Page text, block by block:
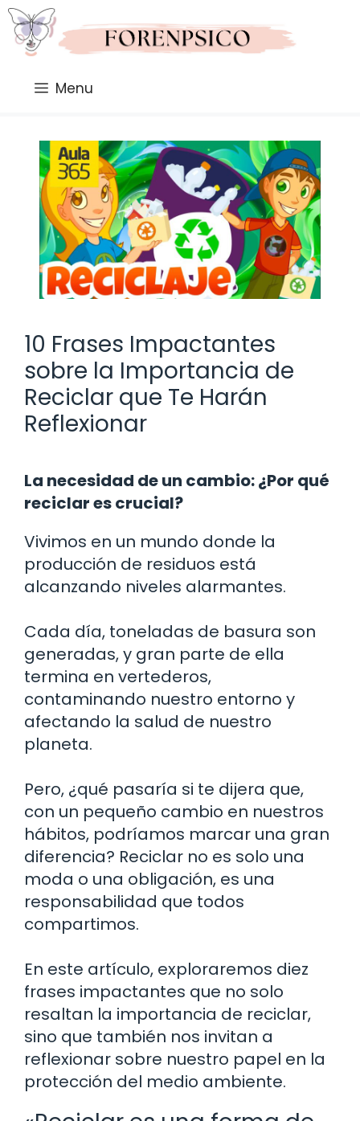
Saltar
al
contenido
Menu
10 Frases Impactantes
sobre la Importancia de
Reciclar que Te Harán
Reflexionar
La necesidad de un cambio: ¿Por qué
reciclar es crucial?
Vivimos en un mundo donde la
producción de residuos está
alcanzando niveles alarmantes.
Cada día, toneladas de basura son
generadas, y gran parte de ella
termina en vertederos,
contaminando nuestro entorno y
afectando la salud de nuestro
planeta.
Pero, ¿qué pasaría si te dijera que,
con un pequeño cambio en nuestros
hábitos, podríamos marcar una gran
diferencia? Reciclar no es solo una
moda o una obligación, es una
responsabilidad que todos
compartimos.
En este artículo, exploraremos diez
frases impactantes que no solo
resaltan la importancia de reciclar,
sino que también nos invitan a
reflexionar sobre nuestro papel en la
protección del medio ambiente.